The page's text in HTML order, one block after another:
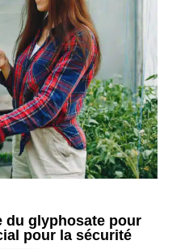
du glyphosate pour
pour la sécurité